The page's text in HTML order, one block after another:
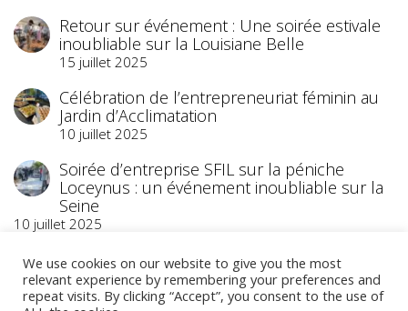
Retour sur événement : Une soirée estivale
inoubliable sur la Louisiane Belle
15 juillet 2025
Célébration de l’entrepreneuriat féminin au
Jardin d’Acclimatation
10 juillet 2025
Soirée d’entreprise SFIL sur la péniche
Loceynus : un événement inoubliable sur la
Seine
10 juillet 2025
We use cookies on our website to give you the most
relevant experience by remembering your preferences and
repeat visits. By clicking “Accept”, you consent to the use of